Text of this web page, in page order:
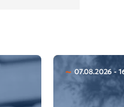
07.08.2026 -